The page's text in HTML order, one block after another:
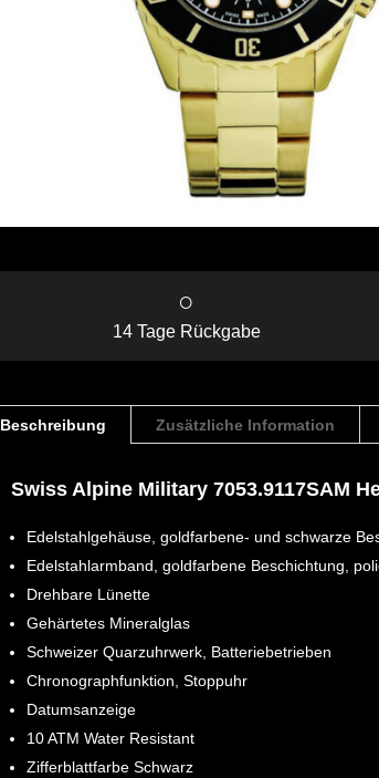
○
14 Tage Rückgabe
Beschreibung Zusätzliche Information
Swiss Alpine Military 7053.9117SAM
Edelstahlgehäuse, goldfarbene- und schwarze
Edelstahlarmband, goldfarbene Beschichtung,
Drehbare Lünette
Gehärtetes Mineralglas
Schweizer Quarzuhrwerk, Batteriebetrieben
Chronographfunktion, Stoppuhr
Datumsanzeige
10 ATM Water Resistant
Zifferblattfarbe Schwarz